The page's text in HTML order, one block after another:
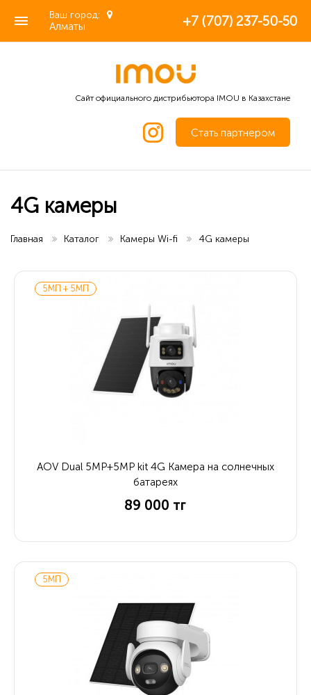
Ваш город:
Алматы +7 (707) 237-50-50
Сайт официального дистрибьютора IMOU в Казахстане
Стать партнером
4G камеры
Главная Каталог Камеры Wi-fi 4G камеры
5МП + 5МП
AOV Dual 5MP+5MP kit 4G Камера на солнечных
батареях
89 000 тг
5МП